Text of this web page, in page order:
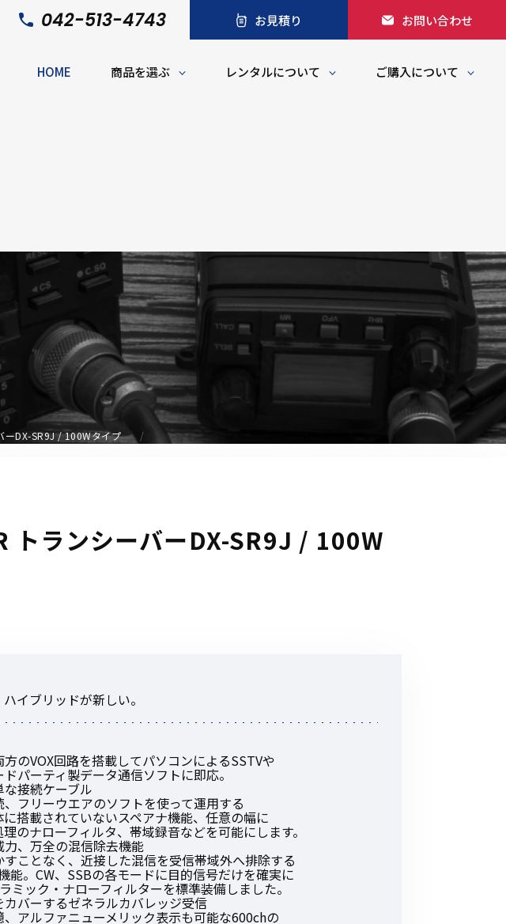
042-513-4743 お見積り お問い合わせ
HOME 商品を選ぶ レンタルについて ご購入について
ク
ポータブルワイヤレスアンプ
ドライブレコーダー
その他の商品
の方
業界使用例から探す
ーDX-SR9J / 100Wタイプ
トランシーバーDX-SR9J / 100W
イブリッドが新しい。
のVOX回路を搭載してパソコンによるSSTVや
パーティ製データ通信ソフトに即応。
接続ケーブル
フリーウエアのソフトを使って運用する
に搭載されていないスペアナ機能、任意の幅に
のナローフィルタ、帯域録音などを可能にします。
、万全の混信除去機能
ことなく、近接した混信を受信帯域外へ排除する
能。CW、SSBの各モードに目的信号だけを確実に
ミック・ナローフィルターを標準装備しました。
バーするゼネラルカバレッジ受信
アルファニューメリック表示も可能な600chの